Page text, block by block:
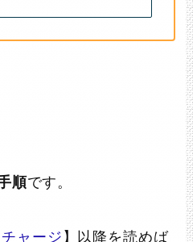
順です。
チャージ 】以降を読めば